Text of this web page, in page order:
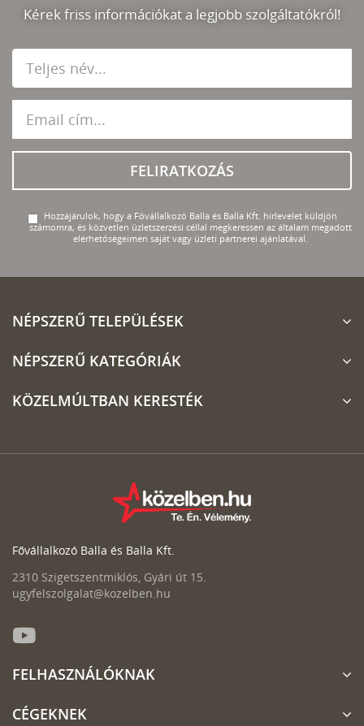
Kérek friss információkat a legjobb szolgáltatókról!
FELIRATKOZÁS
Hozzájárulok, hogy a Fővállalkozó Balla és Balla Kft. hírlevelet küldjön
számomra, és közvetlen üzletszerzési céllal megkeressen az általam megadott
elérhetőségeimen saját vagy üzleti partnerei ajánlatával.
NÉPSZERŰ TELEPÜLÉSEK
NÉPSZERŰ KATEGÓRIÁK
KÖZELMÚLTBAN KERESTÉK
Fővállalkozó Balla és Balla Kft.
2310 Szigetszentmiklós, Gyári út 15.
ugyfelszolgalat@kozelben.hu
FELHASZNÁLÓKNAK
CÉGEKNEK